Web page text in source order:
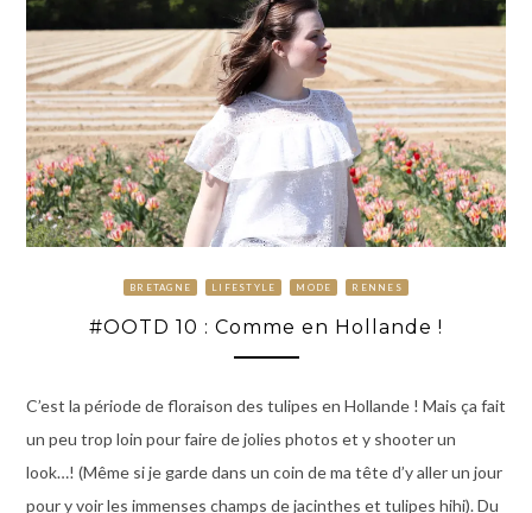
BRETAGNE LIFESTYLE MODE RENNES
#OOTD 10 : Comme en Hollande !
C’est la période de floraison des tulipes en Hollande ! Mais ça fait
un peu trop loin pour faire de jolies photos et y shooter un
look…! (Même si je garde dans un coin de ma tête d’y aller un jour
pour y voir les immenses champs de jacinthes et tulipes hihi). Du